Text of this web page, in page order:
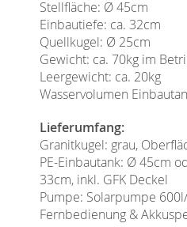
Stellfläche: Ø 45cm
Einbautiefe: ca. 32cm
Quellkugel: Ø 25cm
Gewicht: ca. 70kg im
Leergewicht: ca. 20kg
Wasservolumen
Lieferumfang:
Granitkugel: grau,
PE-Einbautank: Ø 45cm
33cm, inkl. GFK Deckel
Pumpe: Solarpumpe
Fernbedienung &